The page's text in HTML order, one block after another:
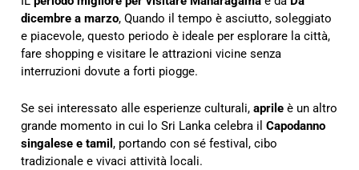
dicembre a marzo, Quando il tempo è asciutto, soleggiato
e piacevole, questo periodo è ideale per esplorare la città,
fare shopping e visitare le attrazioni vicine senza
interruzioni dovute a forti piogge.
Se sei interessato alle esperienze culturali, aprile è un altro
grande momento in cui lo Sri Lanka celebra il Capodanno
singalese e tamil , portando con sé festival, cibo
tradizionale e vivaci attività locali.